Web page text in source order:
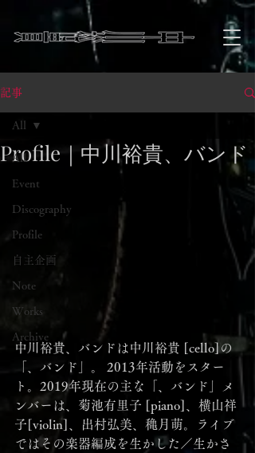
記事
All
Event
Discography
Profile
自主企画
Note
Works
Archive
All
Profile｜中川裕貴、バンド
中川裕貴、バンドは中川裕貴 [cello]の
「、バンド」。 2013年活動をスター
ト。2019年現在の主な「、バンド」メ
ンバーは、菊池有里子 [piano]、横山祥
子[violin]、出村弘美、穐月萌。ライブ
ではその楽器編成を生かした／生かさ